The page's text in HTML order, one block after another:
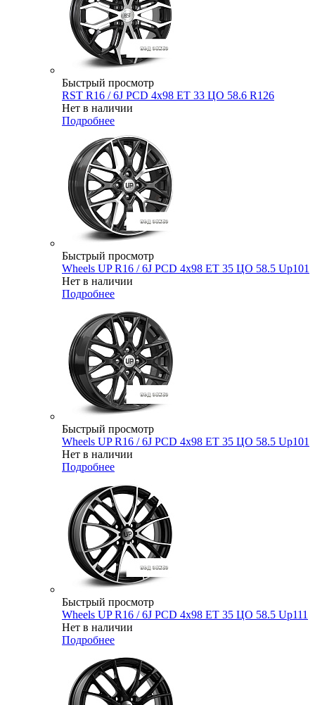
Быстрый просмотр
RST R16 / 6J PCD 4x98 ЕТ 33 ЦО 58.6 R126
Нет в наличии
Подробнее
Быстрый просмотр
Wheels UP R16 / 6J PCD 4x98 ЕТ 35 ЦО 58.5 Up101
Нет в наличии
Подробнее
Быстрый просмотр
Wheels UP R16 / 6J PCD 4x98 ЕТ 35 ЦО 58.5 Up101
Нет в наличии
Подробнее
Быстрый просмотр
Wheels UP R16 / 6J PCD 4x98 ЕТ 35 ЦО 58.5 Up111
Нет в наличии
Подробнее